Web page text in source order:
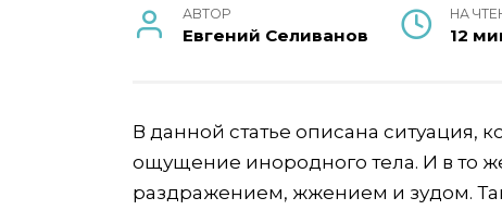
АВТОР
Евгений Селиванов
НА
12
В данной статье описана ситуация,
ощущение инородного тела. И в то
раздражением, жжением и зудом.